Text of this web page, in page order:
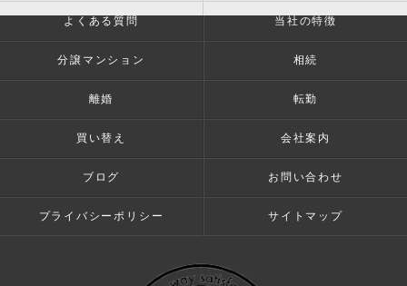
よくある質問 当社の特徴
分譲マンション 相続
離婚 転勤
買い替え 会社案内
ブログ お問い合わせ
プライバシーポリシー サイトマップ